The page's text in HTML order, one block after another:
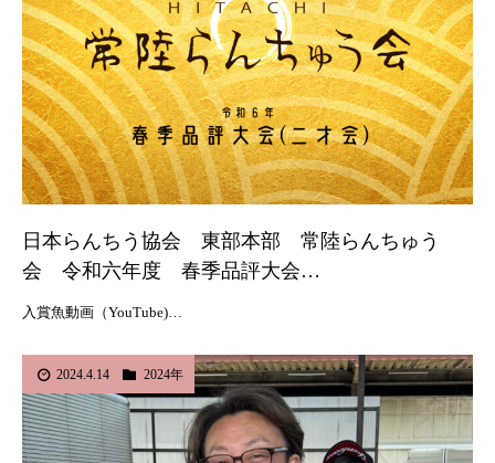
日本らんちう協会 東部本部 常陸らんちゅう
会 令和六年度 春季品評大会…
入賞魚動画（YouTube)…
2024.4.14 2024年